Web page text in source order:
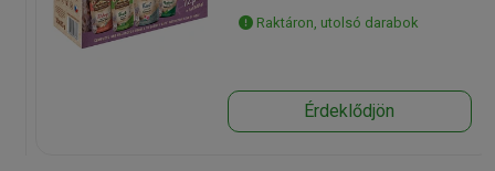
Raktáron, utolsó darabok
Érdeklődjön